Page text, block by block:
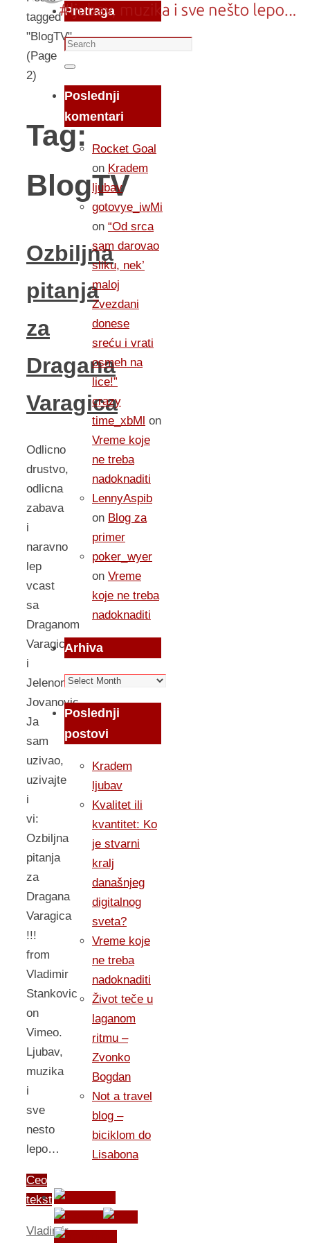
tagged
"BlogTV"
(Page
2)
Tag:
BlogTV
Ozbiljna
pitanja
za
Dragana
Varagica
Odlicno
drustvo,
odlicna
zabava
i
naravno
lep
vcast
sa
Draganom
Varagicem
i
Jelenom
Jovanovic.
Ja
sam
uzivao,
uzivajte
i
vi:
Ozbiljna
pitanja
za
Dragana
Varagica
!!!
from
Vladimir
Stankovic
on
Vimeo.
Ljubav,
muzika
i
sve
nesto
lepo…
Ceo
tekst
Vladimir
Pretraga
Search
for:
Search
Poslednji
komentari
Rocket Goal
on Kradem
ljubav
gotovye_iwMi
on “Od srca
sam darovao
sliku, nek’
maloj
Zvezdani
donese
sreću i vrati
osmeh na
lice!”
crazy
time_xbMl on
Vreme koje
ne treba
nadoknaditi
LennyAspib
on Blog za
primer
poker_wyer
on Vreme
koje ne treba
nadoknaditi
Arhiva
Arhiva
Poslednji
postovi
Kradem
ljubav
Kvalitet ili
kvantitet: Ko
je stvarni
kralj
današnjeg
digitalnog
sveta?
Vreme koje
ne treba
nadoknaditi
Život teče u
laganom
ritmu –
Zvonko
Bogdan
Not a travel
blog –
biciklom do
Lisabona